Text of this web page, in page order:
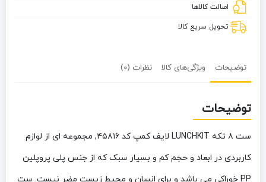
اصالت کالاها
تحویل سریع کالا
توضیحات ویژگی‌های کالا نظرات (0)
توضیحات
ست ۸ تکه LUNCHKIT لایف کمپ کد ۴۵۸۱۶
, مجموعه ای از لوازم
کاربردی در ابعاد و حجم کم و بسیار سبک که از جنس پلی پروپلین
PP خوراکی می باشد و برای انسان و محیط زیست مضر نیست. ست